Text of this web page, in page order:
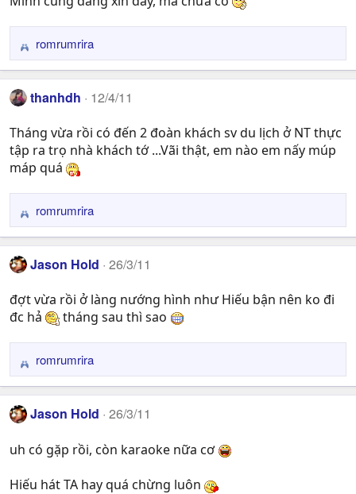
s
:
R
e
a
c
i
o
n
romrumrira
thanhdh 12/4/11
Tháng vừa rồi có đến 2 đoàn khách sv du lịch ở NT thực
tập ra trọ nhà khách tớ ...Vãi thật, em nào em nấy múp
máp quá
R
e
a
c
i
o
romrumrira
Jason Hold 26/3/11
đợt vừa rồi ở làng nướng hình như Hiếu bận nên ko đi
đc hả
tháng sau thì sao
R
e
a
c
i
n
romrumrira
Jason Hold 26/3/11
uh có gặp rồi, còn karaoke nữa cơ
Hiếu hát TA hay quá chừng luôn